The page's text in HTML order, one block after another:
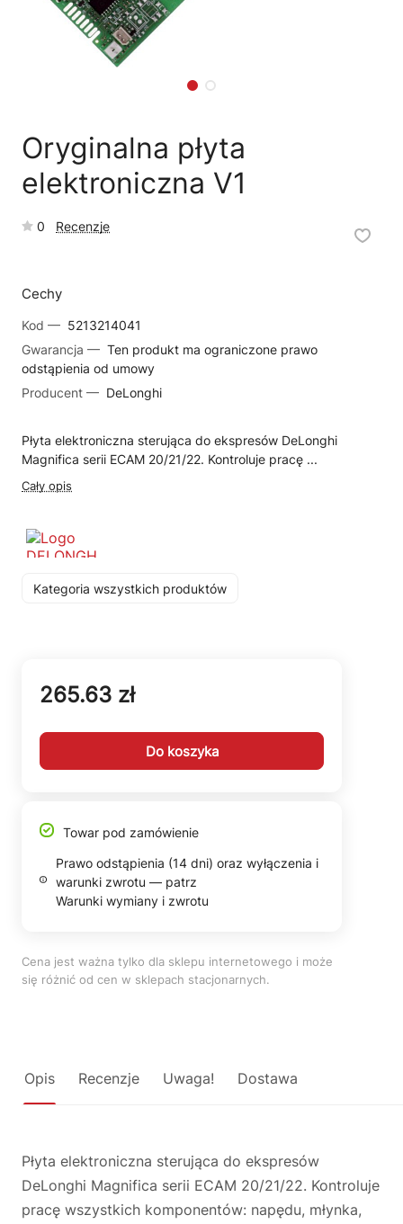
Oryginalna płyta
elektroniczna V1
0 Recenzje
Cechy
Kod — 5213214041
Gwarancja — Ten produkt ma ograniczone prawo
odstąpienia od umowy
Producent — DeLonghi
Płyta elektroniczna sterująca do ekspresów DeLonghi
Magnifica serii ECAM 20/21/22. Kontroluje pracę ...
Cały opis
Kategoria wszystkich produktów
265.63 zł
Do koszyka
Towar pod zamówienie
Prawo odstąpienia (14 dni) oraz wyłączenia i
warunki zwrotu — patrz
Warunki wymiany i zwrotu
Cena jest ważna tylko dla sklepu internetowego i może
się różnić od cen w sklepach stacjonarnych.
Opis Recenzje Uwaga! Dostawa
Płyta elektroniczna sterująca do ekspresów
DeLonghi Magnifica serii ECAM 20/21/22. Kontroluje
pracę wszystkich komponentów: napędu, młynka,
Reklamacja naprawy